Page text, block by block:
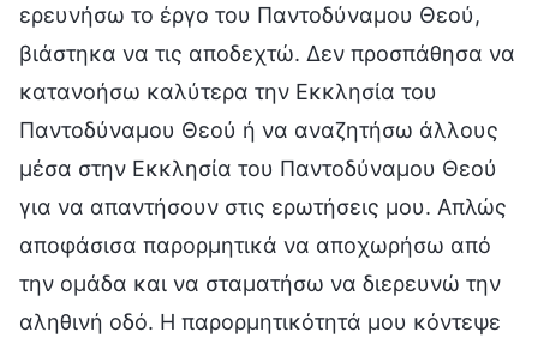
ερευνήσω το έργο του Παντοδύναμου Θεού,
βιάστηκα να τις αποδεχτώ. Δεν προσπάθησα να
κατανοήσω καλύτερα την Εκκλησία του
Παντοδύναμου Θεού ή να αναζητήσω άλλους
μέσα στην Εκκλησία του Παντοδύναμου Θεού
για να απαντήσουν στις ερωτήσεις μου. Απλώς
αποφάσισα παρορμητικά να αποχωρήσω από
την ομάδα και να σταματήσω να διερευνώ την
αληθινή οδό. Η παρορμητικότητά μου κόντεψε